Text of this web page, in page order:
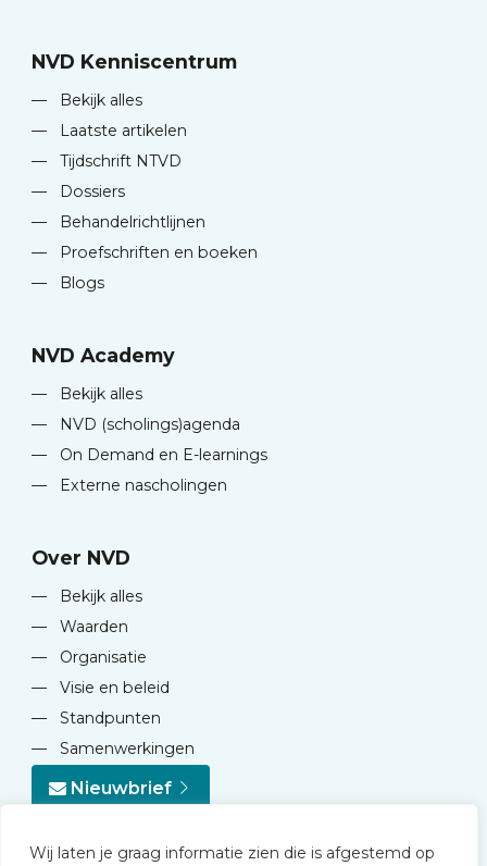
Wij laten je graag informatie zien die is afgestemd op
NVD Kenniscentrum
—
Bekijk alles
—
Laatste artikelen
—
Tijdschrift NTVD
—
Dossiers
—
Behandelrichtlijnen
—
Proefschriften en boeken
—
Blogs
NVD Academy
—
Bekijk alles
—
NVD (scholings)agenda
—
On Demand en E-learnings
—
Externe nascholingen
Over NVD
—
Bekijk alles
—
Waarden
—
Organisatie
—
Visie en beleid
—
Standpunten
—
Samenwerkingen
Nieuwbrief